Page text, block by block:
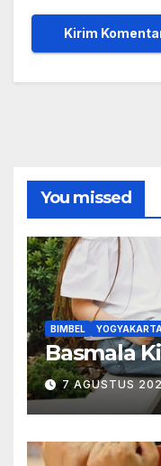
You missed
BIMBEL YOGYAKARTA
Basmala
7 AGUSTUS